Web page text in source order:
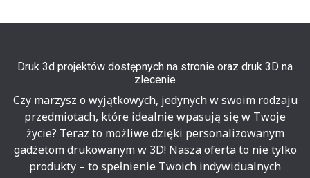
Druk 3d projektów dostępnych na stronie oraz druk 3D na
zlecenie
Czy marzysz o wyjątkowych, jedynych w swoim rodzaju
przedmiotach, które idealnie wpasują się w Twoje
życie? Teraz to możliwe dzięki personalizowanym
gadżetom drukowanym w 3D! Nasza oferta to nie tylko
produkty – to spełnienie Twoich indywidualnych